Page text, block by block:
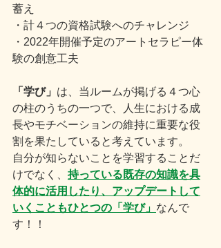
蓄え
・計４つの資格試験へのチャレンジ
・2022年開催予定のアートセラピー体
験の創意工夫
「学び」 は、当ルームが掲げる４つ心
の柱のうちの一つで、人生における成
長やモチベーションの維持に重要な役
割を果たしていると考えています。
自分が知らないことを学習することだ
けでなく、 持っている既存の知識を具
体的に活用したり、アップデートして
いくこともひとつの「学び」 なんで
す！！